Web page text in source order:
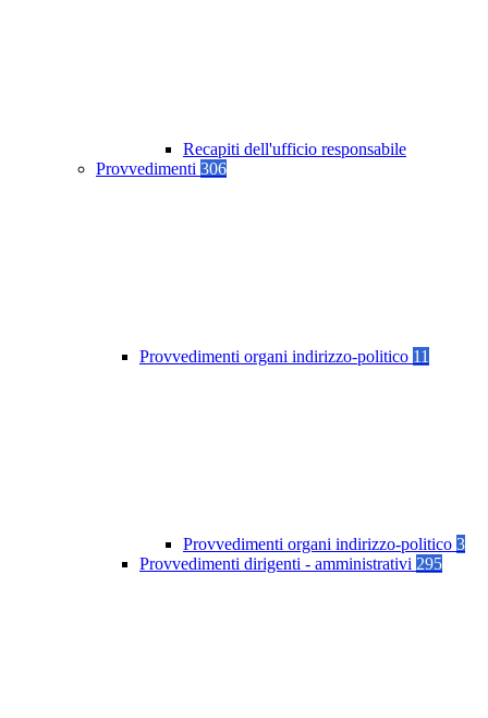
Recapiti dell'ufficio responsabile
Provvedimenti 306
Provvedimenti organi indirizzo-politico 11
Provvedimenti organi indirizzo-politico 3
Provvedimenti dirigenti - amministrativi 295